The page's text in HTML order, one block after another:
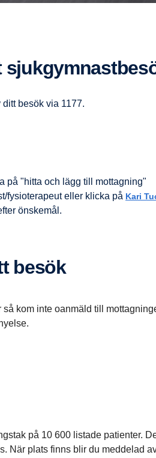
besök via 1177.
på "hitta och lägg till mottagning"
fysioterapeut eller klicka på Kari
önskemål.
besök
kom inte oanmäld till
på 10 600 listade patienter.
När plats finns blir du meddelad